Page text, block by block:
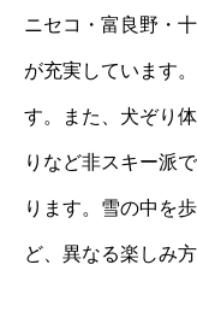
ニセコ・富良野・
が充実しています
す。また、犬ぞり
りなど非スキー派
ります。雪の中を
ど、異なる楽しみ